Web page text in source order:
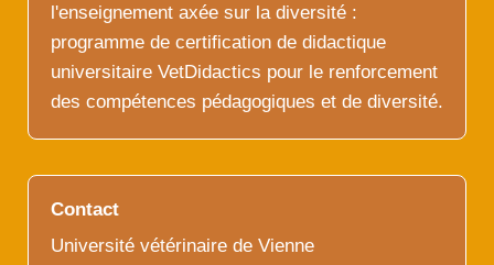
l'enseignement axée sur la diversité :
programme de certification de didactique
universitaire VetDidactics pour le renforcement
des compétences pédagogiques et de diversité.
Contact
Université vétérinaire de Vienne